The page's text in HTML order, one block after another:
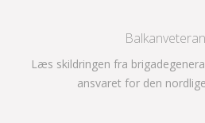
Læs skildringen fra
ansvaret for den